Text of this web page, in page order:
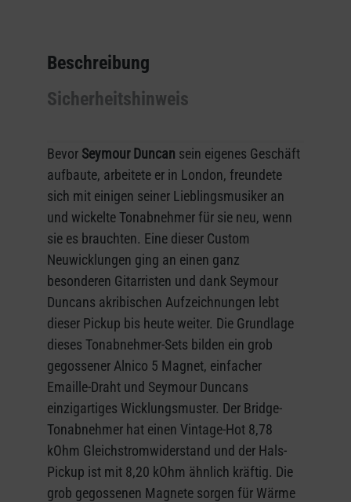
Beschreibung
Sicherheitshinweis
Bevor Seymour Duncan sein eigenes Geschäft
aufbaute, arbeitete er in London, freundete
sich mit einigen seiner Lieblingsmusiker an
und wickelte Tonabnehmer für sie neu, wenn
sie es brauchten. Eine dieser Custom
Neuwicklungen ging an einen ganz
besonderen Gitarristen und dank Seymour
Duncans akribischen Aufzeichnungen lebt
dieser Pickup bis heute weiter. Die Grundlage
dieses Tonabnehmer-Sets bilden ein grob
gegossener Alnico 5 Magnet, einfacher
Emaille-Draht und Seymour Duncans
einzigartiges Wicklungsmuster. Der Bridge-
Tonabnehmer hat einen Vintage-Hot 8,78
kOhm Gleichstromwiderstand und der Hals-
Pickup ist mit 8,20 kOhm ähnlich kräftig. Die
grob gegossenen Magnete sorgen für Wärme